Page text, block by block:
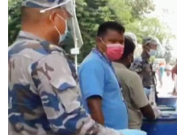
बिशेष
भिडियो
पत्रपत्रिका
खेलकुद